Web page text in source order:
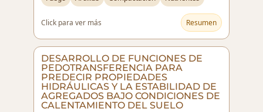
Click para ver más Resumen
DESARROLLO DE FUNCIONES DE
PEDOTRANSFERENCIA PARA
PREDECIR PROPIEDADES
HIDRÁULICAS Y LA ESTABILIDAD DE
AGREGADOS BAJO CONDICIONES DE
CALENTAMIENTO DEL SUELO